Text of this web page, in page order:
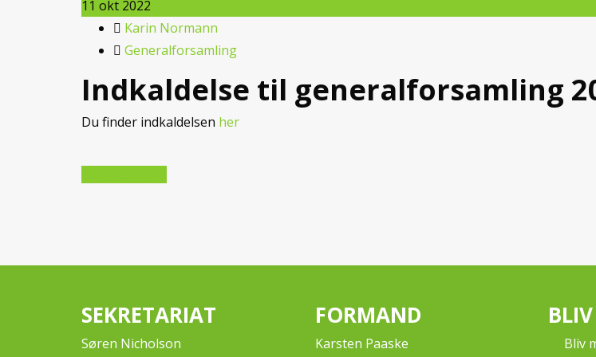
11 okt 2022
Karin Normann
Generalforsamling
Indkaldelse til generalforsamling
Du finder indkaldelsen her
SEKRETARIAT
Søren Nicholson
FORMAND
Karsten Paaske Bliv